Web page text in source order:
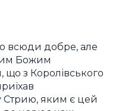
всюди добре, але
Божим
що з Королівського
Стрию, яким є цей